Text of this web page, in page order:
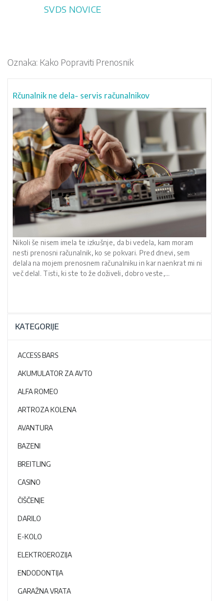
SVDS NOVICE
Oznaka: Kako Popraviti Prenosnik
Rčunalnik ne dela- servis računalnikov
Nikoli še nisem imela te izkušnje, da bi vedela, kam moram
nesti prenosni računalnik, ko se pokvari. Pred dnevi, sem
delala na mojem prenosnem računalniku in kar naenkrat mi ni
več delal. Tisti, ki ste to že doživeli, dobro veste,…
KATEGORIJE
ACCESS BARS
AKUMULATOR ZA AVTO
ALFA ROMEO
ARTROZA KOLENA
AVANTURA
BAZENI
BREITLING
CASINO
ČIŠČENJE
DARILO
E-KOLO
ELEKTROEROZIJA
ENDODONTIJA
GARAŽNA VRATA